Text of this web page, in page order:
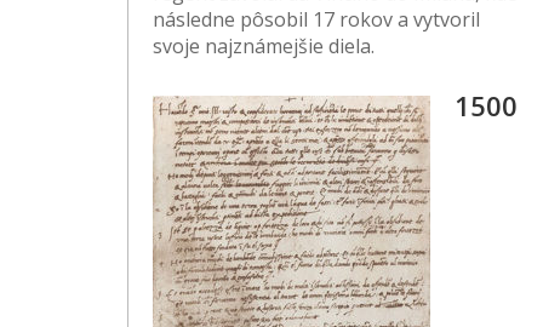
následne pôsobil 17 rokov a vytvoril
svoje najznámejšie diela.
1500